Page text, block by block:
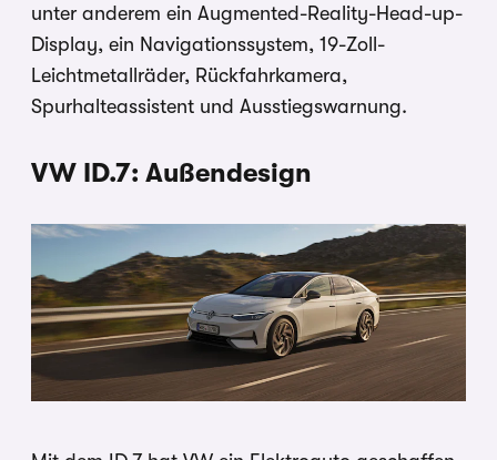
unter anderem ein Augmented-Reality-Head-up-
Display, ein Navigationssystem, 19-Zoll-
Leichtmetallräder, Rückfahrkamera,
Spurhalteassistent und Ausstiegswarnung.
VW ID.7: Außendesign